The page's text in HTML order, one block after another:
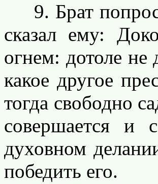
9. Брат
сказал ему:
огнем: дотоле не
какое другое
тогда свободно
совершается и
духовном
победить его.